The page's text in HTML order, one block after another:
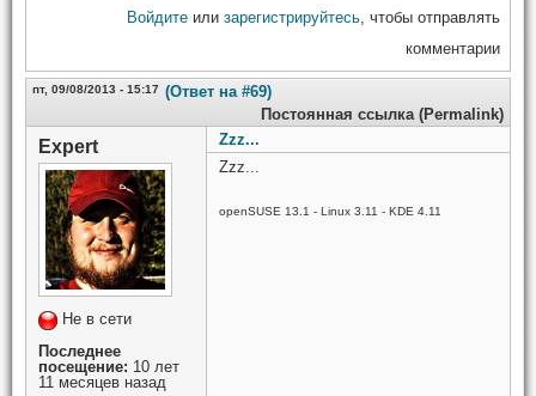
Войдите или зарегистрируйтесь, чтобы отправлять
комментарии
пт, 09/08/2013 - 15:17 (Ответ на #69)
Постоянная ссылка (Permalink)
Expert
Не в сети
Последнее
посещение: 10 лет
11 месяцев назад
Zzz...
Zzz...
openSUSE 13.1 - Linux 3.11 - KDE 4.11